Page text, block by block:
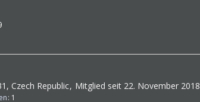
Czech Republic Mitglied seit 22. November 2018
1